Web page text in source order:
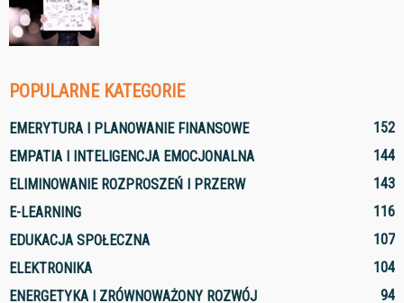
POPULARNE KATEGORIE
EMERYTURA I PLANOWANIE FINANSOWE
152
EMPATIA I INTELIGENCJA EMOCJONALNA
144
ELIMINOWANIE ROZPROSZEŃ I PRZERW
143
E-LEARNING
116
EDUKACJA SPOŁECZNA
107
ELEKTRONIKA
104
ENERGETYKA I ZRÓWNOWAŻONY ROZWÓJ
94